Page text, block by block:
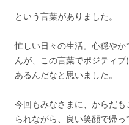
という言葉がありました。
忙しい日々の生活。心穏や
んが、この言葉でポジティ
あるんだなと思いました。
今回もみなさまに、からだ
られながら、良い笑顔で帰